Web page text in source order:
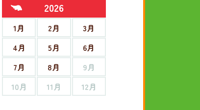
2026
1月 2月
3月
4月
5月
6月
7月
8月
9月
10月
11月 12月